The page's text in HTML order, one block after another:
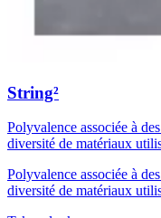
String²
Polyvalence associée à
diversité de matériaux
Polyvalence associée à
diversité de matériaux